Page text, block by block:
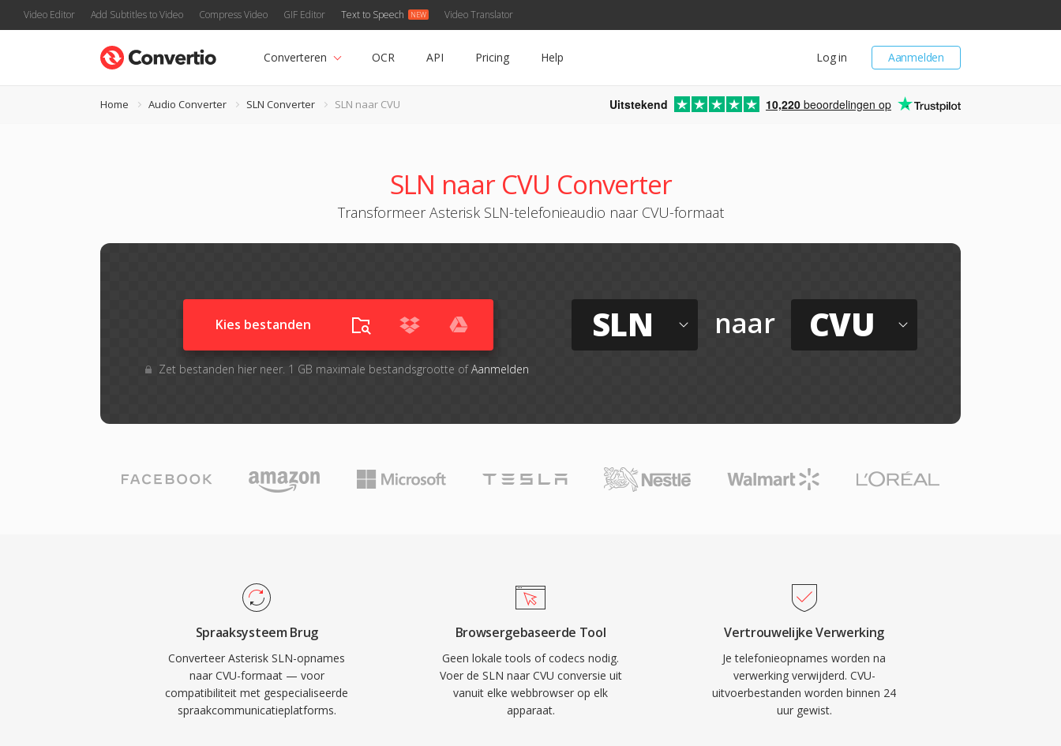
Video Editor Add Subtitles to Video Compress Video GIF Editor Text to Speech Video Translator
Aanmelden
Log in
Converteren OCR API Pricing Help
Home Audio Converter SLN Converter SLN naar CVU Uitstekend 10,220 beoordelingen op
SLN naar CVU Converter
Transformeer Asterisk SLN-telefonieaudio naar CVU-formaat
Kies bestanden
Zet bestanden hier neer. 1 GB maximale bestandsgrootte ofAanmelden
SLN naar CVU
Spraaksysteem Brug
Converteer Asterisk SLN-opnames
naar CVU-formaat — voor
compatibiliteit met gespecialiseerde
spraakcommunicatieplatforms.
Browsergebaseerde Tool
Geen lokale tools of codecs nodig.
Voer de SLN naar CVU conversie uit
vanuit elke webbrowser op elk
apparaat.
Vertrouwelijke Verwerking
Je telefonieopnames worden na
verwerking verwijderd. CVU-
uitvoerbestanden worden binnen 24
uur gewist.